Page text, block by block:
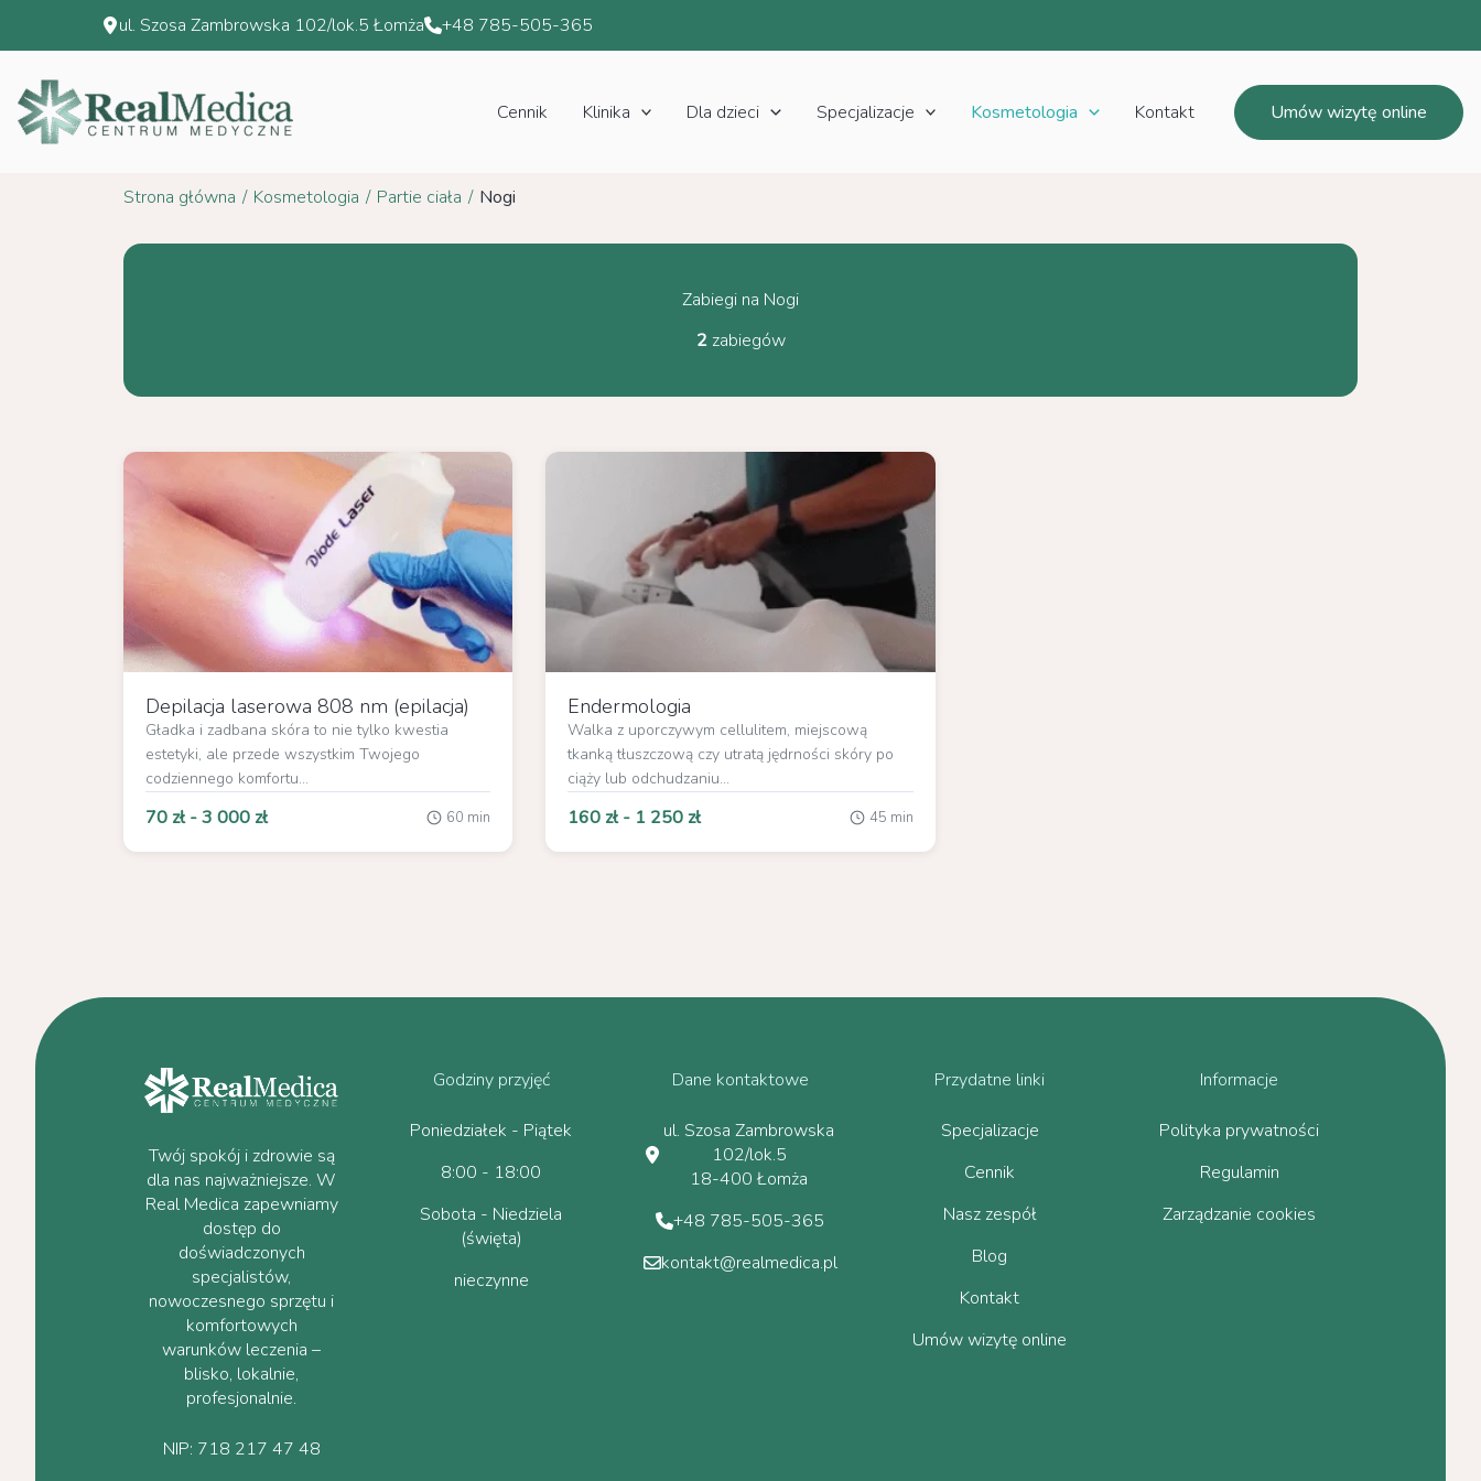
ul. Szosa Zambrowska 102/lok.5 Łomża +48 785-505-365
Cennik Klinika Dla dzieci Specjalizacje Kosmetologia Kontakt Umów wizytę online
Strona główna / Kosmetologia / Partie ciała / Nogi
Zabiegi na Nogi
2zabiegów
Depilacja laserowa 808 nm (epilacja)
Gładka i zadbana skóra to nie tylko kwestia
estetyki, ale przede wszystkim Twojego
codziennego komfortu...
70 zł - 3 000 zł 60 min
Endermologia
Walka z uporczywym cellulitem, miejscową
tkanką tłuszczową czy utratą jędrności skóry po
ciąży lub odchudzaniu...
160 zł - 1 250 zł 45 min
Twój spokój i zdrowie są
dla nas najważniejsze. W
Real Medica zapewniamy
dostęp do
doświadczonych
specjalistów,
nowoczesnego sprzętu i
komfortowych
warunków leczenia –
blisko, lokalnie,
profesjonalnie.
NIP: 718 217 47 48
Godziny przyjęć
Poniedziałek - Piątek
8:00 - 18:00
Sobota - Niedziela
(święta)
nieczynne
Dane kontaktowe
ul. Szosa Zambrowska
102/lok.5
18-400 Łomża
+48 785-505-365
kontakt@realmedica.pl
Przydatne linki
Specjalizacje
Cennik
Nasz zespół
Blog
Kontakt
Umów wizytę online
Informacje
Polityka prywatności
Regulamin
Zarządzanie cookies